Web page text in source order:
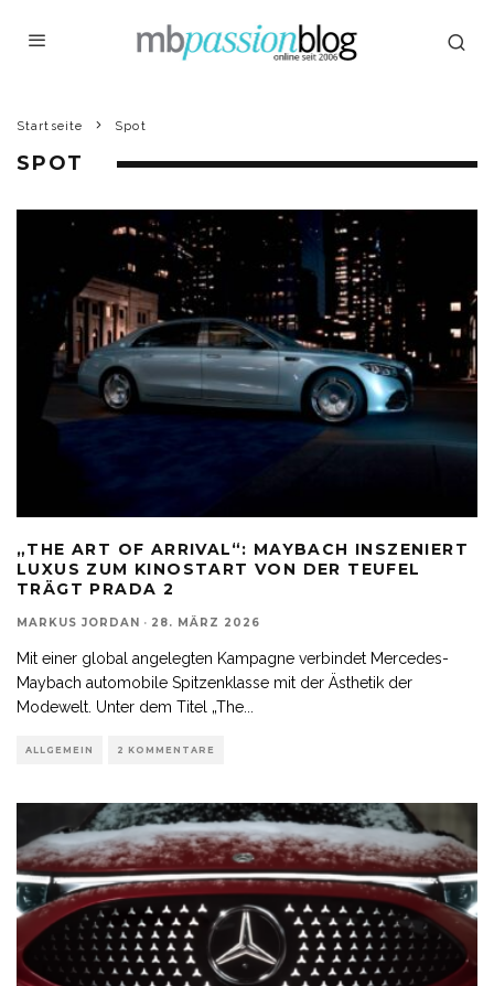
Startseite Spot
SPOT
„THE ART OF ARRIVAL“: MAYBACH INSZENIERT
LUXUS ZUM KINOSTART VON DER TEUFEL
TRÄGT PRADA 2
MARKUS JORDAN · 28. MÄRZ 2026
Mit einer global angelegten Kampagne verbindet Mercedes-
Maybach automobile Spitzenklasse mit der Ästhetik der
Modewelt. Unter dem Titel „The
ALLGEMEIN 2 KOMMENTARE